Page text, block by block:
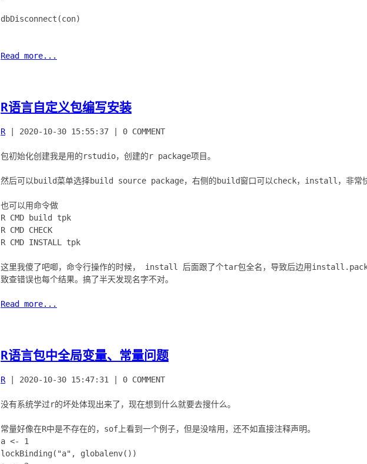
dbDisconnect(con)
Read more...
R语言自定义包编写安装
R 2020-10-30 15:55:37 0 COMMENT
包初始化创建我是用的rstudio，创建的r package项目。
然后可以build菜单选择build source package，右侧的build窗口可以check，install，非常快
也可以用命令做
R CMD build tpk
R CMD CHECK
R CMD INSTALL tpk
这里我傻了吧唧，命令行操作的时候， install 后面跟了个tar包全名，导致后边用
致查错误也每个结果。搞了半天发现名字不对。
Read more...
R语言包中全局变量、常量问题
R 2020-10-30 15:47:31 0 COMMENT
没有系统学过r的坏处体现出来了，现在想到什么就要去搜什么。
常量好像在R中是不存在的，sof上看到一个例子，但是没啥用，还不如直接注释声明。
a <- 1
lockBinding("a", globalenv())